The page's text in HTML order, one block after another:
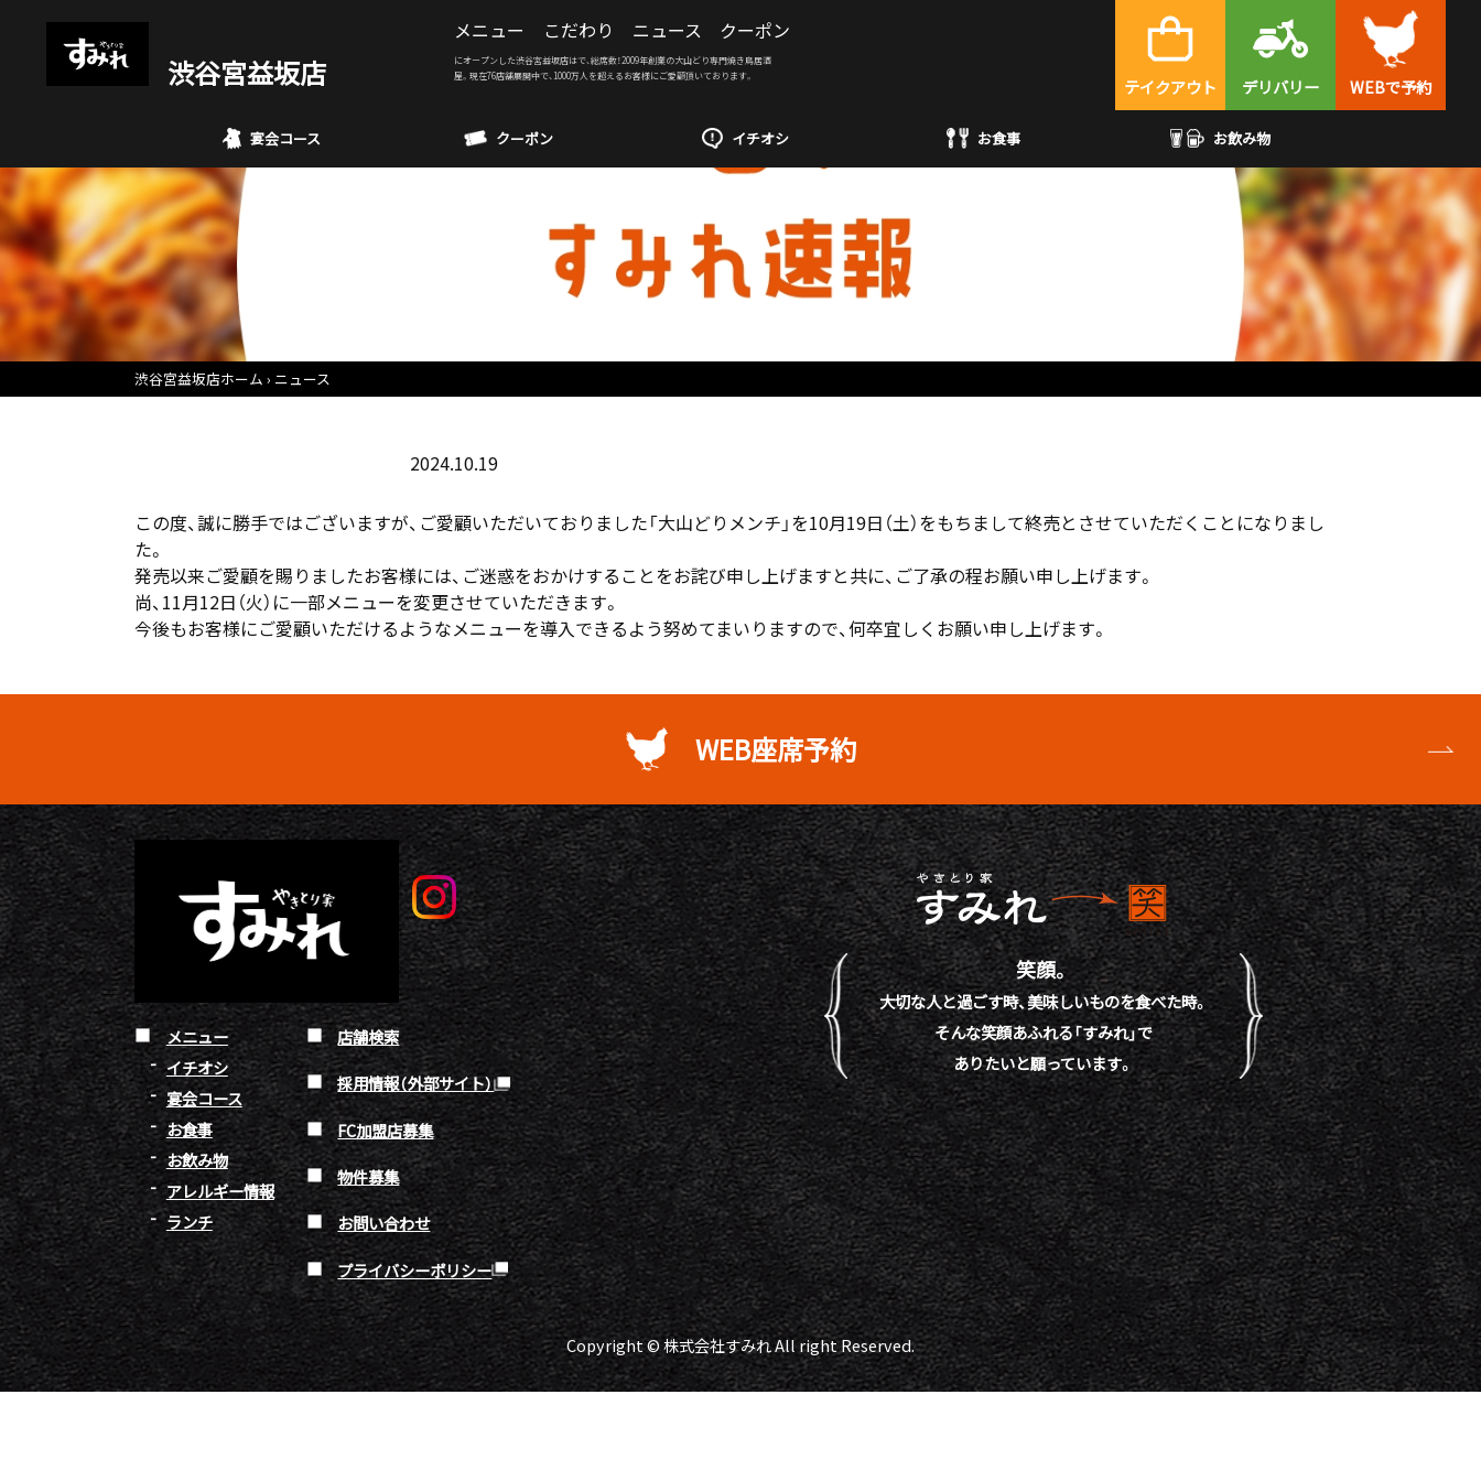
渋谷宮益坂店
メニュー こだわり ニュース クーポン
テイクアウト デリバリー WEBで予約
にオープンした渋谷宮益坂店はで、総席数！2009年創業の大山どり専門焼き鳥居酒
屋。現在76店舗展開中で、1000万人を超えるお客様にご愛顧頂いております。
宴会コース クーポン イチオシ お食事 お飲み物
渋谷宮益坂店ホーム ニュース
2024.10.19
この度、誠に勝手ではございますが、ご愛顧いただいておりました「大山どりメンチ」を10月19日（土）をもちまして終売とさせていただくことになりまし
た。
発売以来ご愛顧を賜りましたお客様には、ご迷惑をおかけすることをお詫び申し上げますと共に、ご了承の程お願い申し上げます。
尚、11月12日（火）に一部メニューを変更させていただきます。
今後もお客様にご愛顧いただけるようなメニューを導入できるよう努めてまいりますので、何卒宜しくお願い申し上げます。
WEB座席予約
メニュー
イチオシ
宴会コース
お食事
お飲み物
アレルギー情報
ランチ
店舗検索
採用情報（外部サイト）
FC加盟店募集
物件募集
お問い合わせ
プライバシーポリシー
笑顔。
大切な人と過ごす時、美味しいものを食べた時。
そんな笑顔あふれる「すみれ」で
ありたいと願っています。
Copyright © 株式会社すみれ All right Reserved.